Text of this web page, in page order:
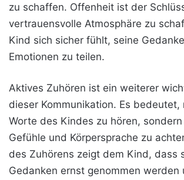
zu schaffen. Offenheit ist der
vertrauensvolle Atmosphäre zu
Kind sich sicher fühlt, seine
Emotionen zu teilen.
Aktives Zuhören ist ein weiterer
dieser Kommunikation. Es bedeutet,
Worte des Kindes zu hören,
Gefühle und Körpersprache zu
des Zuhörens zeigt dem Kind, dass
Gedanken ernst genommen werden